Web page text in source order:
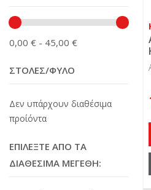
0,00 € - 45,00 €
ΣΤΟΛΈΣ/ΦΎΛΟ
Δεν υπάρχουν διαθέσιμα
προίόντα
ΕΠΙΛΈΞΤΕ ΑΠΌ ΤΑ
ΔΙΑΘΈΣΙΜΑ ΜΈΓΕΘΗ: